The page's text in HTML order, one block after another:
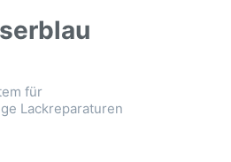
für
Lackreparaturen